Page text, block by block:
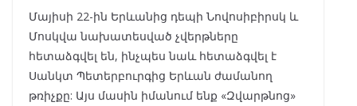
Մայիսի 22-ին Երևանից դեպի Նովոսիբիրսկ և
Մոսկվա նախատեսված չվերթները
հետաձգվել են, ինչպես նաև հետաձգվել է
Սանկտ Պետերբուրգից Երևան ժամանող
թռիչքը: Այս մասին իմանում ենք «Զվարթնոց»